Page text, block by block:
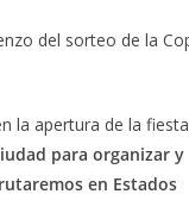
del sorteo de la
la apertura de la
para organizar y
en Estados